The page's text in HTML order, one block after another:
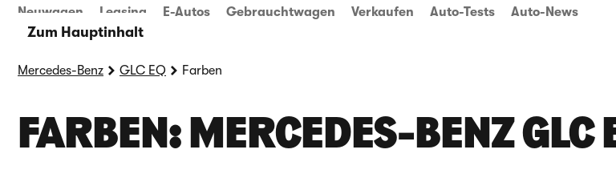
Zum Hauptinhalt
Neuwagen Leasing E-Autos Gebrauchtwagen Verkaufen Auto-Tests Auto-News
Mercedes-Benz GLC EQ Farben
FARBEN: MERCEDES-BENZ GLC